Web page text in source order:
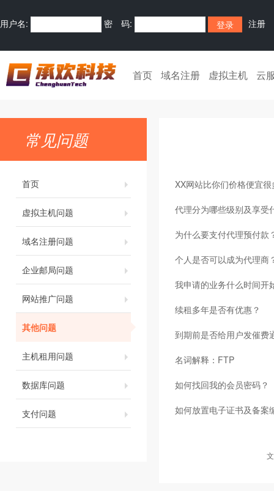
用户名: 密 码: 注册
首页 域名注册 虚拟主机 云
常见问题
首页
虚拟主机问题
域名注册问题
企业邮局问题
网站推广问题
其他问题
主机租用问题
数据库问题
支付问题
XX网站比你们价格便宜很
代理分为哪些级别及享受
为什么要支付代理预付款
个人是否可以成为代理商
我申请的业务什么时间开
续租多年是否有优惠？
到期前是否给用户发催费
名词解释：FTP
如何找回我的会员密码？
如何放置电子证书及备案